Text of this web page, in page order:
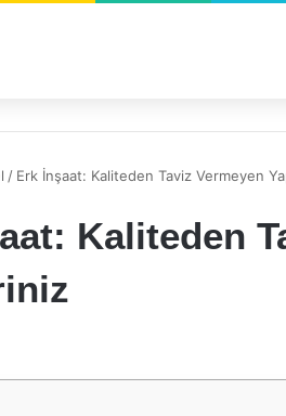
/ Erk İnşaat: Kaliteden Taviz Vermeyen
Kaliteden